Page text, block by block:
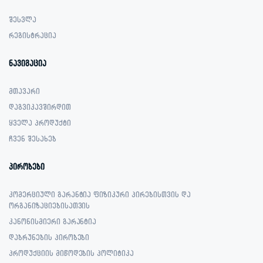
შესვლა
რეგისტრაცია
ნავიგაცია
მთავარი
დაგვიკავშირდით
ყველა პროდუქტი
ჩვენ შესახებ
პირობები
კომერციული გარანტია ფიზიკური პირებისთვის და
ორგანიზაციებისათვის
კანონისმიერი გარანტია
დაბრუნების პირობები
პროდუქციის მიწოდების პოლიტიკა